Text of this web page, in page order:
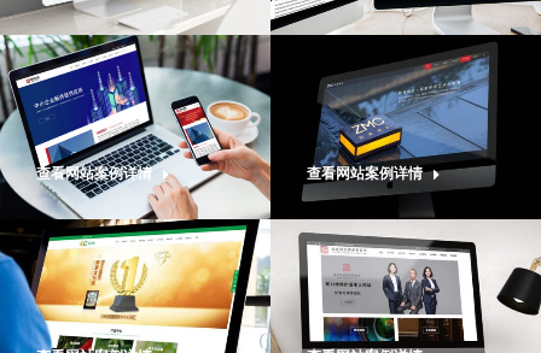
查看网站案例详情 查看网站案例详情